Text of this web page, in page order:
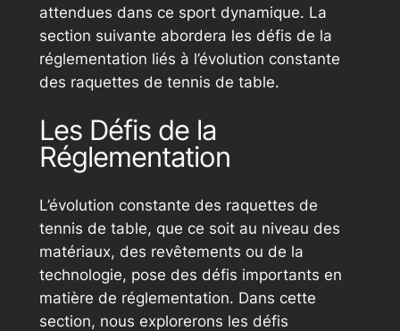
attendues dans ce sport dynamique. La
section suivante abordera les défis de la
réglementation liés à l’évolution constante
des raquettes de tennis de table.
Les Défis de la
Réglementation
L’évolution constante des raquettes de
tennis de table, que ce soit au niveau des
matériaux, des revêtements ou de la
technologie, pose des défis importants en
matière de réglementation. Dans cette
section, nous explorerons les défis